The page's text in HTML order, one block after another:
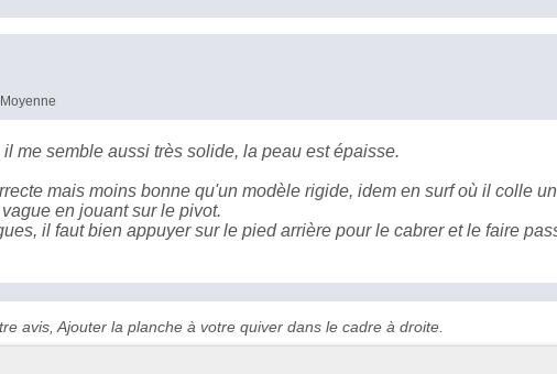
me semble aussi très solide, la peau est épaisse.
mais moins bonne qu'un modèle rigide, idem en surf où il colle
en jouant sur le pivot.
il faut bien appuyer sur le pied arrière pour le cabrer et le faire
avis, Ajouter la planche à votre quiver dans le cadre à droite.